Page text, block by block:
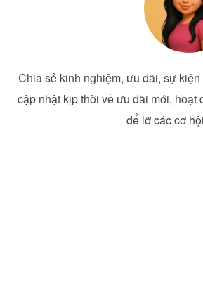
Chia sẻ kinh nghiệm, ưu đãi, sự
cập nhật kịp thời về ưu đãi mới, hoạt
để lỡ các cơ